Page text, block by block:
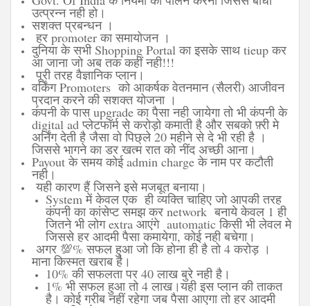
उत्प्रन्न नही हो।
सशक्त प्रबन्धन ।
हर promoter का समायोजन ।
दुनिया के सभी Shopping Portal का इसके साथ tieup कर
आ जाना जो अब तक कहीं नही!!!
पूरी तरह वैज्ञानिक प्लान।
वर्किंग Promoters को आकर्षक वेतनमान (सैलरी) आजीवन
प्रदान करने की सशक्त योजना ।
कंपनी के पास upgrade का पैसा नही जायेगा तो भी कंपनी के
digital ad प्लेटफॉर्म से करोड़ो कमाती है और सबको फ़्री मे
अर्निंग देती है जैसा वो पिछ्ले 20 महीने से दे भी रही है ।
जिससे भागने का डर खत्म रात को नींद अच्छी आना।
Payout के समय कोई admin charge के नाम पर कटौती
नही।
यही कारण हैं जिसने इसे मजबूत बनाया।
System में केवल एक ही व्यक्ति चाहिए जो आपकी तरह
कंपनी का कांसेप्ट समझ कर network बनाये केवल 1 ही
जितने भी लोग extra आएंगे automatic किसी भी लेवल मे
जिससे हर आदमी पैसा कमायेगा, कोई नही बचेगा।
अगर 💯% सफल हुआ जो कि होना ही है तो 4 करोड़ ।
माना किस्मत खराब है।
10% की सफलता पर 40 लाख बुरे नही है।
1% भी सफल हुआ तो 4 लाख।यही इस प्लान की ताकत
है। कोई गरीब नहीं रहेगा जब पैसा आएगा तो हर आदमी